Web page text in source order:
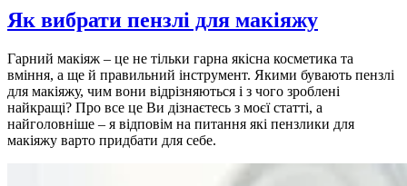
Як вибрати пензлі для макіяжу
Гарний макіяж – це не тільки гарна якісна косметика та
вміння, а ще й правильний інструмент. Якими бувають пензлі
для макіяжу, чим вони відрізняються і з чого зроблені
найкращі? Про все це Ви дізнаєтесь з моєї статті, а
найголовніше – я відповім на питання які пензлики для
макіяжу варто придбати для себе.